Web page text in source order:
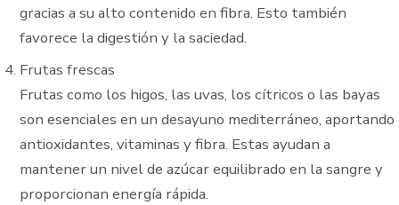
gracias a su alto contenido en fibra. Esto también
favorece la digestión y la saciedad.
Frutas frescas
Frutas como los higos, las uvas, los cítricos o las bayas
son esenciales en un desayuno mediterráneo, aportando
antioxidantes, vitaminas y fibra. Estas ayudan a
mantener un nivel de azúcar equilibrado en la sangre y
proporcionan energía rápida.